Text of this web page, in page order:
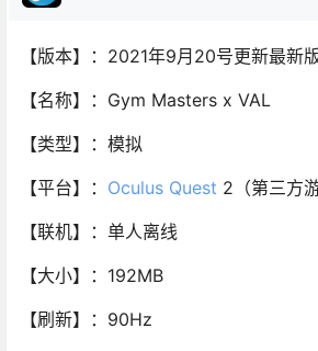
【版本】：2021年9月20号更新最新
【名称】：Gym Masters x VAL
【类型】：模拟
【平台】： Oculus Quest 2（第三方游
【联机】：单人离线
【大小】：192MB
【刷新】：90Hz